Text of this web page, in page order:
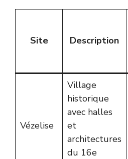
Site Description
Vézelise
Village
historique
avec halles
et
architectures
du 16e